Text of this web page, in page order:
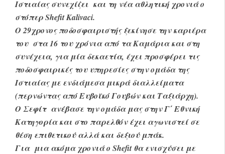
Ιστιαίας συνεχίζει και τη νέα αθλητική χρονιά ο
στόπερ Shefit Kalivaci.
Ο 29χρονος ποδοσφαιριστής ξεκίνησε την καριέρα
του στα 16 του χρόνια από τα Καμάρια και στη
συνέχεια, για μία δεκαετία, έχει προσφέρει τις
ποδοσφαιρικές του υπηρεσίες στην ομάδα της
Ιστιαίας με ενδιάμεσα μικρά διαλλείματα
(περνώντας από Ευβοϊκό Γουβών και Ταξιάρχη).
Ο Σεφίτ ανέβασε την ομάδα μας στην Γ΄ Εθνική
Κατηγορία και στο παρελθόν έχει αγωνιστεί σε
θέση επιθετικού αλλά και δεξιού μπάκ.
Για μια ακόμα χρονιά ο Shefit θα ενισχύσει με